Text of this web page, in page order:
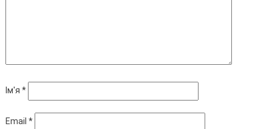
Ім'я *
Email *